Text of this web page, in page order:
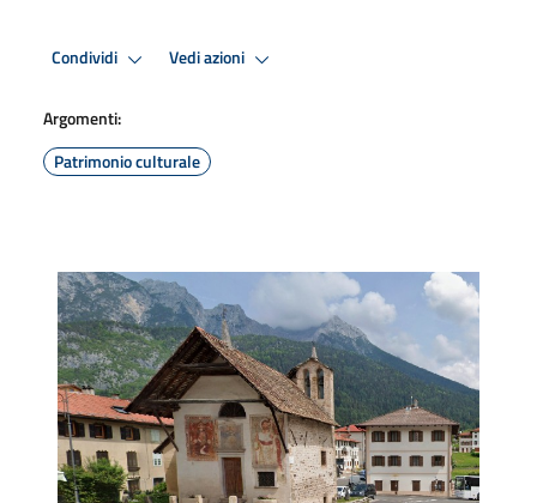
Condividi Vedi azioni
Argomenti:
Patrimonio culturale